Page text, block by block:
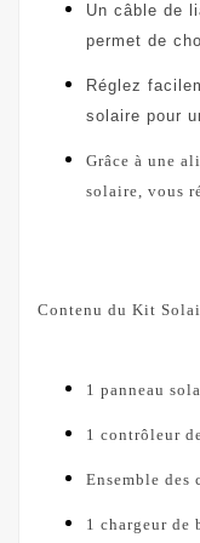
Un câble de
permet de
Réglez
solaire pour
Grâce à une
solaire, vous
Contenu du Kit
1 panneau
1 contrôleur
Ensemble des
1 chargeur de